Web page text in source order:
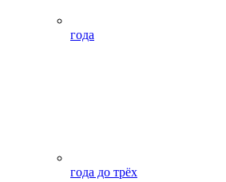
года
года до трёх